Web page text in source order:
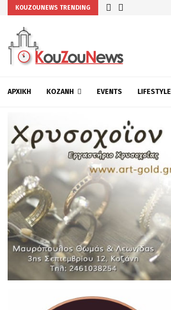
KOUZOUNEWS TRENDING
ΑΡΧΙΚΉ ΚΟΖΆΝΗ EVENTS LIFESTYLE